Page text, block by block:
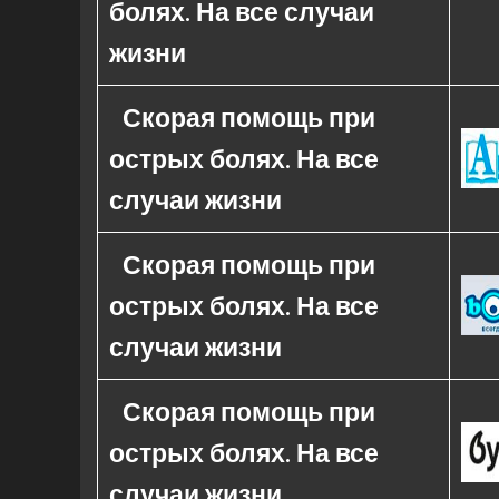
болях. На все случаи
жизни
Скорая помощь при
острых болях. На все
случаи жизни
Скорая помощь при
острых болях. На все
случаи жизни
Скорая помощь при
острых болях. На все